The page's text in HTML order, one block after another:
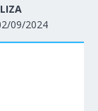
09/2024